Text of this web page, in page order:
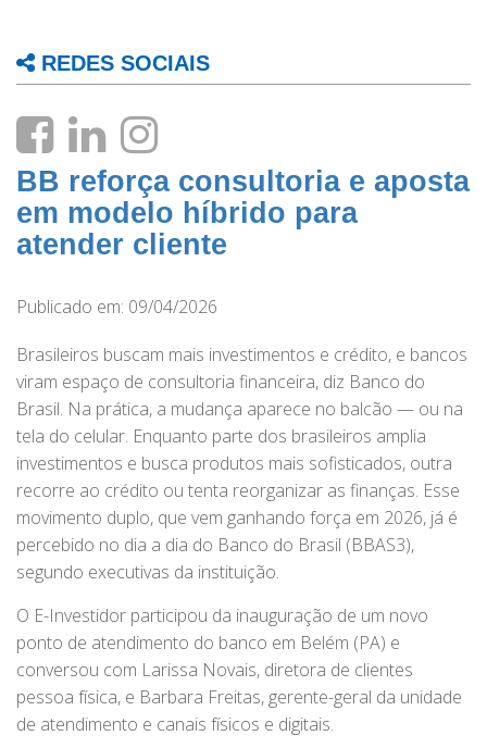
REDES SOCIAIS
BB reforça consultoria e aposta
em modelo híbrido para
atender cliente
Publicado em: 09/04/2026
Brasileiros buscam mais investimentos e crédito, e bancos
viram espaço de consultoria financeira, diz Banco do
Brasil. Na prática, a mudança aparece no balcão — ou na
tela do celular. Enquanto parte dos brasileiros amplia
investimentos e busca produtos mais sofisticados, outra
recorre ao crédito ou tenta reorganizar as finanças. Esse
movimento duplo, que vem ganhando força em 2026, já é
percebido no dia a dia do Banco do Brasil (BBAS3),
segundo executivas da instituição.
O E-Investidor participou da inauguração de um novo
ponto de atendimento do banco em Belém (PA) e
conversou com Larissa Novais, diretora de clientes
pessoa física, e Barbara Freitas, gerente-geral da unidade
de atendimento e canais físicos e digitais.